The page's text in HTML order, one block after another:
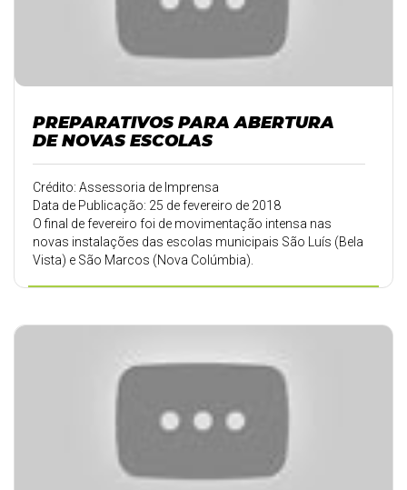
PREPARATIVOS PARA ABERTURA
DE NOVAS ESCOLAS
Crédito: Assessoria de Imprensa
Data de Publicação: 25 de fevereiro de 2018
O final de fevereiro foi de movimentação intensa nas
novas instalações das escolas municipais São Luís (Bela
Vista) e São Marcos (Nova Colúmbia).